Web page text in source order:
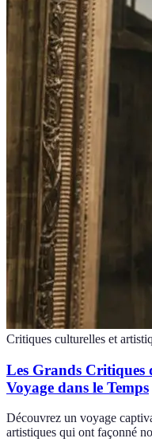
Critiques culturelles et
Les Grands
Voyage dans le Temps
Découvrez un voyage
artistiques qui ont façonné